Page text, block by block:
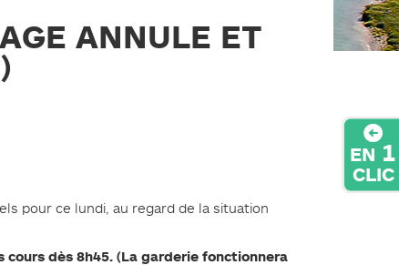
ANNULE ET
pour ce lundi, au regard de la situation
dès 8h45. (La garderie fonctionnera
EN 1
CLIC